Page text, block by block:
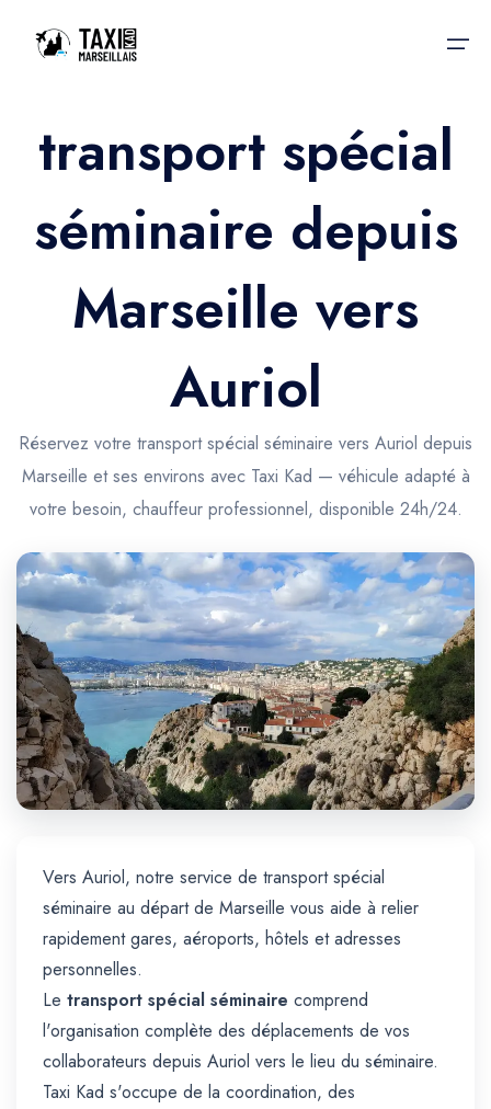
Accueil
Nos services
Nos services
Trajet Gare SNCF
Trajet Port croisière
Trajet Séminaire
Trajet Santé
Trajet Longue Distance
Réservation
Actualités & évènements
Contactez-nous
transport spécial
séminaire depuis
Marseille vers
Auriol
Réservez votre transport spécial séminaire vers Auriol depuis
Marseille et ses environs avec Taxi Kad — véhicule adapté à
votre besoin, chauffeur professionnel, disponible 24h/24.
Vers Auriol, notre service de transport spécial
séminaire au départ de Marseille vous aide à relier
rapidement gares, aéroports, hôtels et adresses
personnelles.
Le transport spécial séminaire comprend
l'organisation complète des déplacements de vos
collaborateurs depuis Auriol vers le lieu du séminaire.
Taxi Kad s'occupe de la coordination, des